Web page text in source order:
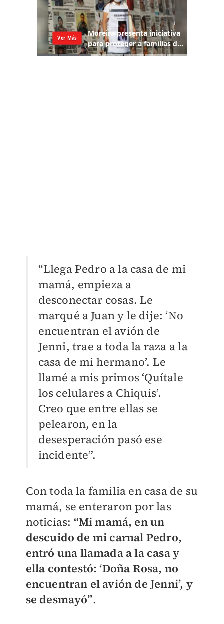
“Llega Pedro a la casa de mi
mamá, empieza a
desconectar cosas. Le
marqué a Juan y le dije: ‘No
encuentran el avión de
Jenni, trae a toda la raza a la
casa de mi hermano’. Le
llamé a mis primos ‘Quítale
los celulares a Chiquis’.
Creo que entre ellas se
pelearon, en la
desesperación pasó ese
incidente”.
Con toda la familia en casa de su
mamá, se enteraron por las
noticias: “Mi mamá, en un
descuido de mi carnal Pedro,
entró una llamada a la casa y
ella contestó: ‘Doña Rosa, no
encuentran el avión de Jenni’, y
se desmayó”.